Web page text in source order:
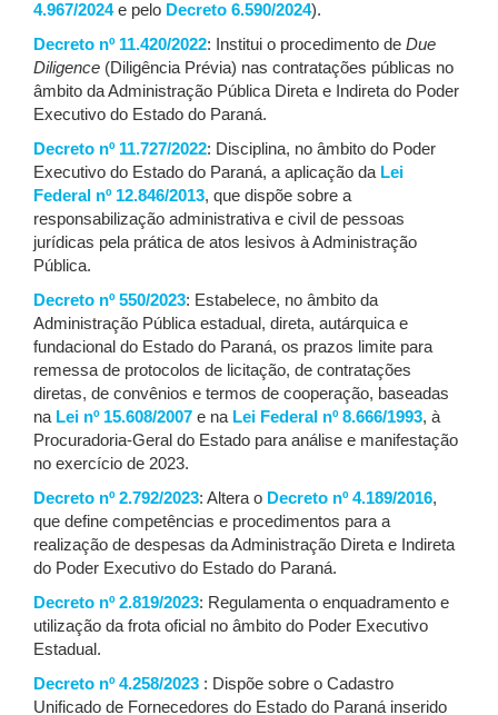
4.967/2024e pelo Decreto 6.590/2024).
Decreto nº 11.420/2022: Institui o procedimento de Due
Diligence (Diligência Prévia) nas contratações públicas no
âmbito da Administração Pública Direta e Indireta do Poder
Executivo do Estado do Paraná.
Decreto nº 11.727/2022: Disciplina, no âmbito do Poder
Executivo do Estado do Paraná, a aplicação da Lei
Federal nº 12.846/2013, que dispõe sobre a
responsabilização administrativa e civil de pessoas
jurídicas pela prática de atos lesivos à Administração
Pública.
Decreto nº 550/2023: Estabelece, no âmbito da
Administração Pública estadual, direta, autárquica e
fundacional do Estado do Paraná, os prazos limite para
remessa de protocolos de licitação, de contratações
diretas, de convênios e termos de cooperação, baseadas
na Lei nº 15.608/2007 e na Lei Federal nº 8.666/1993, à
Procuradoria-Geral do Estado para análise e manifestação
no exercício de 2023.
Decreto nº 2.792/2023: Altera o Decreto nº 4.189/2016,
que define competências e procedimentos para a
realização de despesas da Administração Direta e Indireta
do Poder Executivo do Estado do Paraná.
Decreto nº 2.819/2023: Regulamenta o enquadramento e
utilização da frota oficial no âmbito do Poder Executivo
Estadual.
Decreto nº 4.258/2023 : Dispõe sobre o Cadastro
Unificado de Fornecedores do Estado do Paraná inserido